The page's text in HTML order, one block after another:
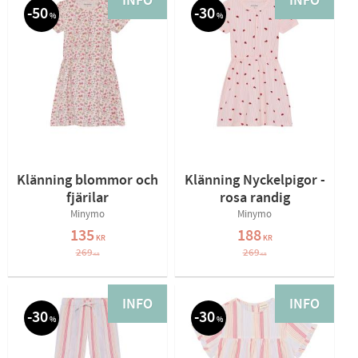
Klänning blommor och
fjärilar
Minymo
135KR
269KR
50%
Klänning Nyckelpigor -
rosa randig
Minymo
188KR
269KR
30%
30%
INFO
30%
INFO